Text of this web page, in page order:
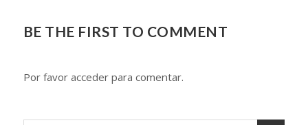
BE THE FIRST TO COMMENT
Por favor acceder para comentar.